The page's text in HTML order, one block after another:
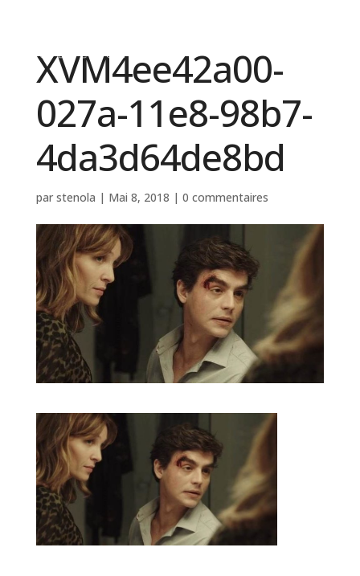
XVM4ee42a00-
027a-11e8-98b7-
4da3d64de8bd
par stenola | Mai 8, 2018 | 0 commentaires